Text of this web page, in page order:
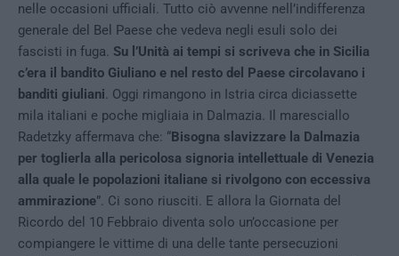
nelle occasioni ufficiali. Tutto ciò avvenne nell’indifferenza
generale del Bel Paese che vedeva negli esuli solo dei
fascisti in fuga. Su l’Unità ai tempi si scriveva che in Sicilia
c’era il bandito Giuliano e nel resto del Paese circolavano i
banditi giuliani. Oggi rimangono in Istria circa diciassette
mila italiani e poche migliaia in Dalmazia. Il maresciallo
Radetzky affermava che: “Bisogna slavizzare la Dalmazia
per toglierla alla pericolosa signoria intellettuale di Venezia
alla quale le popolazioni italiane si rivolgono con eccessiva
ammirazione”. Ci sono riusciti. E allora la Giornata del
Ricordo del 10 Febbraio diventa solo un’occasione per
compiangere le vittime di una delle tante persecuzioni